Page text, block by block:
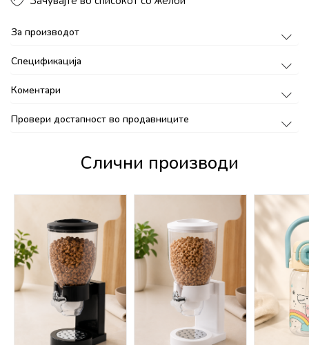
За производот
Спецификација
Коментари
Провери достапност во продавниците
Слични производи